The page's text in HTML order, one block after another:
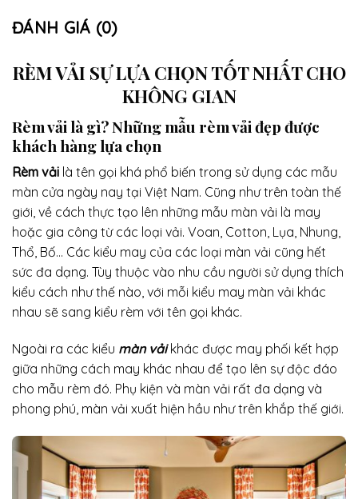
ĐÁNH GIÁ (0)
RÈM VẢI SỰ LỰA CHỌN TỐT NHẤT CHO
KHÔNG GIAN
Rèm vải là gì? Những mẫu rèm vải đẹp được
khách hàng lựa chọn
Rèm vải là tên gọi khá phổ biến trong sử dụng các mẫu
màn cửa ngày nay tại Việt Nam. Cũng như trên toàn thế
giới, về cách thực tạo lên những mẫu màn vải là may
hoặc gia công từ các loại vải. Voan, Cotton, Lụa, Nhung,
Thổ, Bố… Các kiểu may của các loại màn vải cũng hết
sức đa dạng. Tùy thuộc vào nhu cầu người sử dụng thích
kiểu cách như thế nào, với mỗi kiểu may màn vải khác
nhau sẽ sang kiểu rèm với tên gọi khác.
Ngoài ra các kiểu màn vảikhác được may phối kết hợp
giữa những cách may khác nhau để tạo lên sự độc đáo
cho mẫu rèm đó. Phụ kiện và màn vải rất đa dạng và
phong phú, màn vải xuất hiện hầu như trên khắp thế giới.